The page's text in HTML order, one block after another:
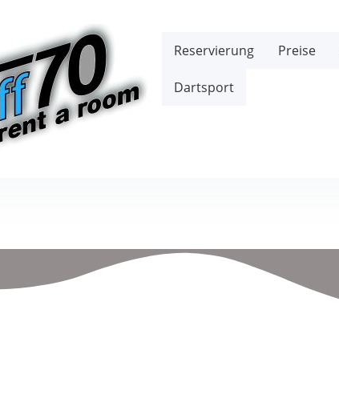
Reservierung Preise
Dartsport